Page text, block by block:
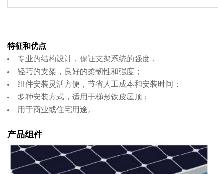
特征和优点
专业的结构设计，保证支架系统的强度；
轻巧的支架，良好的柔韧性和强度；
组件安装灵活方便，节省人工成本和安装时间；
多种安装方式，适用于梯形铁皮屋顶；
用于商业或住宅用途。
产品组件